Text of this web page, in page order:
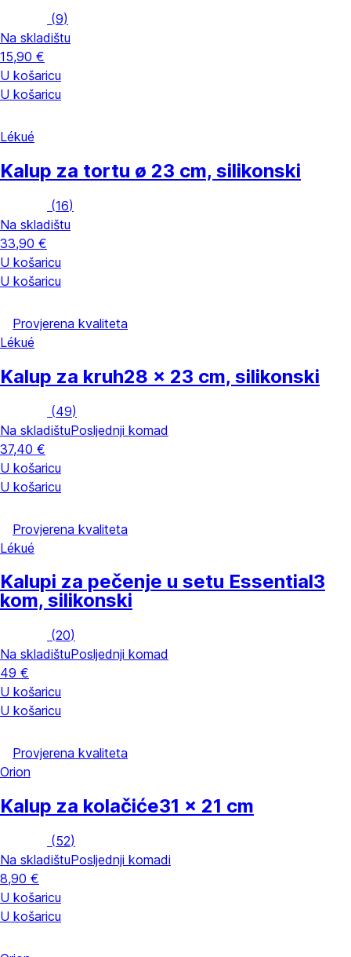
(9)
Na skladištu
15,90 €
U košaricu
U košaricu
Lékué
Kalup za tortu ø 23 cm, silikonski
(16)
Na skladištu
33,90 €
U košaricu
U košaricu
Provjerena kvaliteta
Lékué
Kalup za kruh28 x 23 cm, silikonski
(49)
Na skladištuPosljednji komad
37,40 €
U košaricu
U košaricu
Provjerena kvaliteta
Lékué
Kalupi za pečenje u setu Essential3
kom, silikonski
(20)
Na skladištuPosljednji komad
49 €
U košaricu
U košaricu
Provjerena kvaliteta
Orion
Kalup za kolačiće31 x 21 cm
(52)
Na skladištuPosljednji komadi
8,90 €
U košaricu
U košaricu